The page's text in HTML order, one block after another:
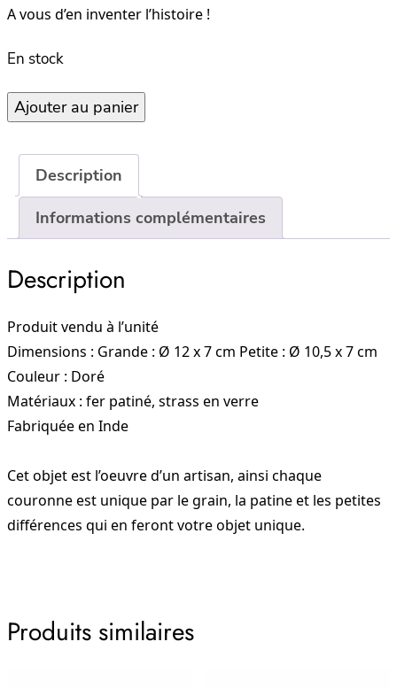
A vous d’en inventer l’histoire !
En stock
quantité
de
Stars
Grande
Ajouter au panier
Description
Informations complémentaires
Description
Produit vendu à l’unité
Dimensions : Grande : Ø 12 x 7 cm Petite : Ø 10,5 x 7 cm
Couleur : Doré
Matériaux : fer patiné, strass en verre
Fabriquée en Inde
Cet objet est l’oeuvre d’un artisan, ainsi chaque
couronne est unique par le grain, la patine et les petites
différences qui en feront votre objet unique.
Produits similaires